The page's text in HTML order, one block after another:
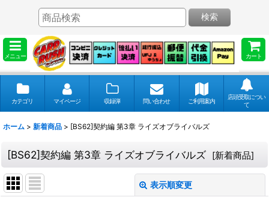
メニュー カート
検索
カテゴリ マイページ 収録弾 問い合わせ ご利用案内
店頭受取につい
て
ホーム > 新着商品 > [BS62]契約編 第3章 ライズオブライバルズ
[BS62]契約編 第3章 ライズオブライバルズ [新着商品]
表示順変更